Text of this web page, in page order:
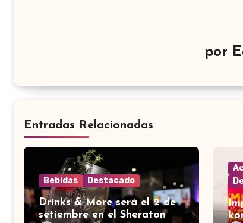
por
Entradas Relacionadas
Bebidas Destacado
Drinks & More será el 2 de
setiembre en el Sheraton